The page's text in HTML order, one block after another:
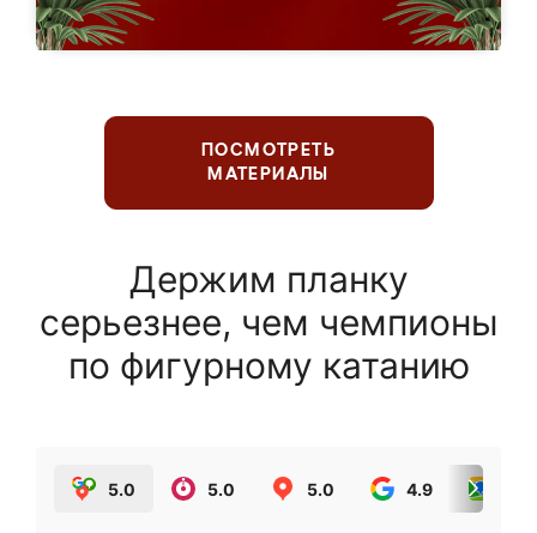
ПОСМОТРЕТЬ
МАТЕРИАЛЫ
Держим планку
серьезнее, чем чемпионы
по фигурному катанию
5.0 5.0 5.0 4.9